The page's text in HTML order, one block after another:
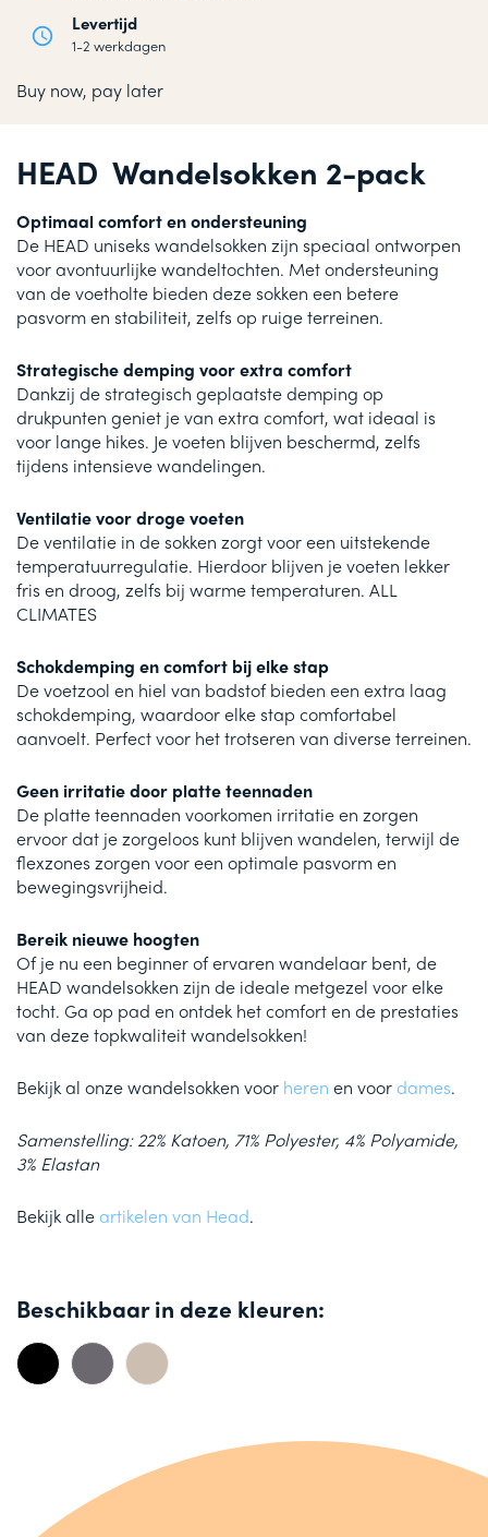
Levertijd
1-2 werkdagen
Buy now, pay later
HEAD Wandelsokken 2-pack
Optimaal comfort en ondersteuning
De HEAD uniseks wandelsokken zijn speciaal ontworpen
voor avontuurlijke wandeltochten. Met ondersteuning
van de voetholte bieden deze sokken een betere
pasvorm en stabiliteit, zelfs op ruige terreinen.
Strategische demping voor extra comfort
Dankzij de strategisch geplaatste demping op
drukpunten geniet je van extra comfort, wat ideaal is
voor lange hikes. Je voeten blijven beschermd, zelfs
tijdens intensieve wandelingen.
Ventilatie voor droge voeten
De ventilatie in de sokken zorgt voor een uitstekende
temperatuurregulatie. Hierdoor blijven je voeten lekker
fris en droog, zelfs bij warme temperaturen. ALL
CLIMATES
Schokdemping en comfort bij elke stap
De voetzool en hiel van badstof bieden een extra laag
schokdemping, waardoor elke stap comfortabel
aanvoelt. Perfect voor het trotseren van diverse terreinen.
Geen irritatie door platte teennaden
De platte teennaden voorkomen irritatie en zorgen
ervoor dat je zorgeloos kunt blijven wandelen, terwijl de
flexzones zorgen voor een optimale pasvorm en
bewegingsvrijheid.
Bereik nieuwe hoogten
Of je nu een beginner of ervaren wandelaar bent, de
HEAD wandelsokken zijn de ideale metgezel voor elke
tocht. Ga op pad en ontdek het comfort en de prestaties
van deze topkwaliteit wandelsokken!
Bekijk al onze wandelsokken voor heren en voor dames.
Samenstelling: 22% Katoen, 71% Polyester, 4% Polyamide,
3% Elastan
Bekijk alleartikelen van Head.
Beschikbaar in deze kleuren: